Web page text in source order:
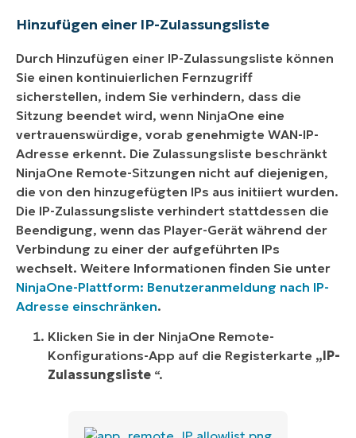
Hinzufügen einer IP-Zulassungsliste
Durch Hinzufügen einer IP-Zulassungsliste können
Sie einen kontinuierlichen Fernzugriff
sicherstellen, indem Sie verhindern, dass die
Sitzung beendet wird, wenn NinjaOne eine
vertrauenswürdige, vorab genehmigte WAN-IP-
Adresse erkennt. Die Zulassungsliste beschränkt
NinjaOne Remote-Sitzungen nicht auf diejenigen,
die von den hinzugefügten IPs aus initiiert wurden.
Die IP-Zulassungsliste verhindert stattdessen die
Beendigung, wenn das Player-Gerät während der
Verbindung zu einer der aufgeführten IPs
wechselt. Weitere Informationen finden Sie unter
NinjaOne-Plattform: Benutzeranmeldung nach IP-
Adresse einschränken.
Klicken Sie in der NinjaOne Remote-
Konfigurations-App auf die Registerkarte „IP-
Zulassungsliste “.